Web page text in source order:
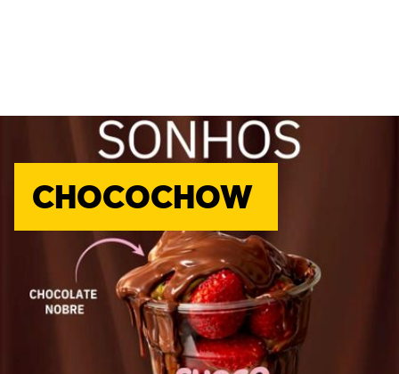
CHOCOCHOW
A Chocochow nasceu em 2021,